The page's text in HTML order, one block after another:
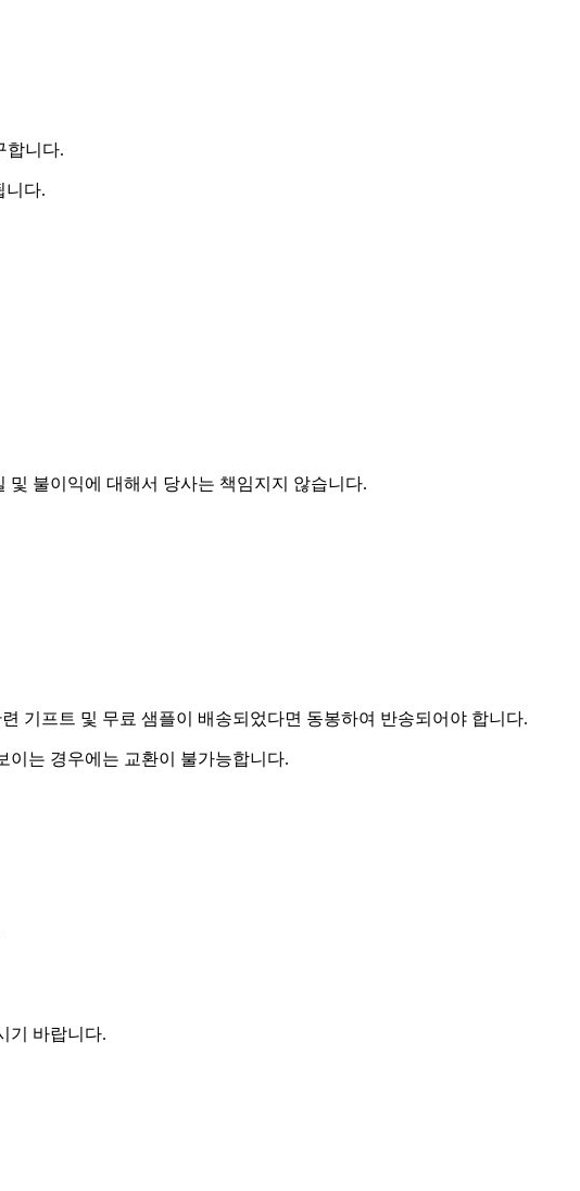
합니다.
니다.
불이익에 대해서 당사는 책임지지 않습니다.
기프트 및 무료 샘플이 배송되었다면 동봉하여 반송되어야 합니다.
이는 경우에는 교환이 불가능합니다.
기 바랍니다.